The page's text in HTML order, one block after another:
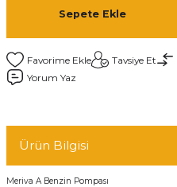
Sepete Ekle
Tavsiye Et
Yorum Yaz
Ürün Bilgisi
Meriva A Benzin Pompası